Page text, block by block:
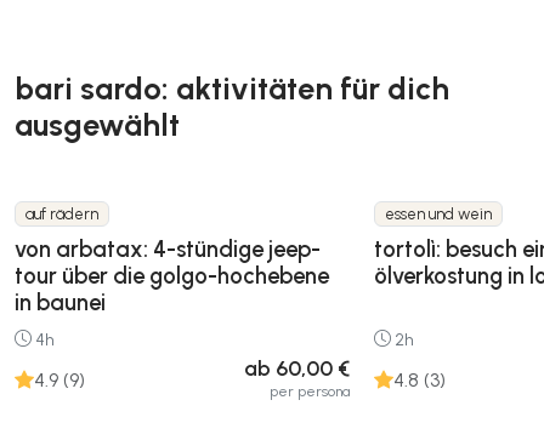
bari sardo: aktivitäten für dich
ausgewählt
auf rädern
von arbatax: 4-stündige jeep-
tour über die golgo-hochebene
in baunei
4h
4.9 (9) ab 60,00 €
per persona
essen und wein
tortolì: besuch
ölverkostung in
2h
4.8 (3)